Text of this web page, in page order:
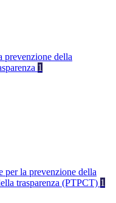
prevenzione della
1
per la prevenzione della
trasparenza (PTPCT) 1